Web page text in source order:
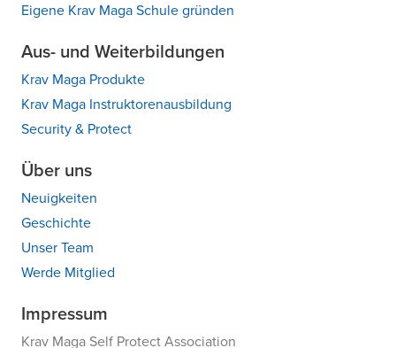
Eigene Krav Maga Schule gründen
Aus- und Weiterbildungen
Krav Maga Produkte
Krav Maga Instruktorenausbildung
Security & Protect
Über uns
Neuigkeiten
Geschichte
Unser Team
Werde Mitglied
Impressum
Krav Maga Self Protect Association